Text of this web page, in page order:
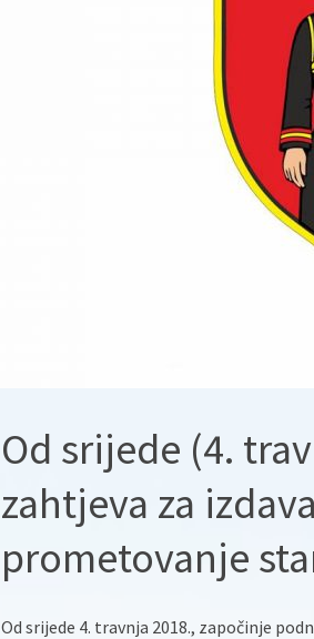
Od srijede (4.
zahtjeva za
prometovanje
Od srijede 4. travnja 2018., započinje